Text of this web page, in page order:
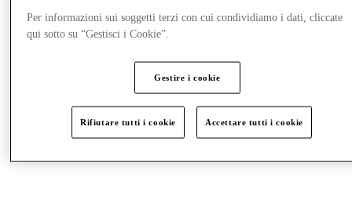
Per informazioni sui soggetti terzi con cui condividiamo i dati, cliccate
qui sotto su “Gestisci i Cookie”.
Gestire i cookie
Rifiutare tutti i cookie Accettare tutti i cookie